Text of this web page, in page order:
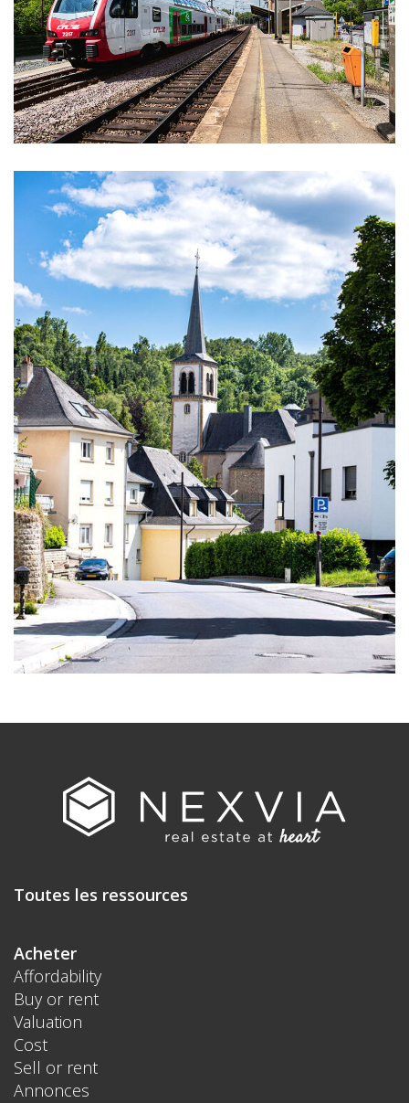
Toutes les ressources
Acheter
Affordability
Buy or rent
Valuation
Cost
Sell or rent
Annonces